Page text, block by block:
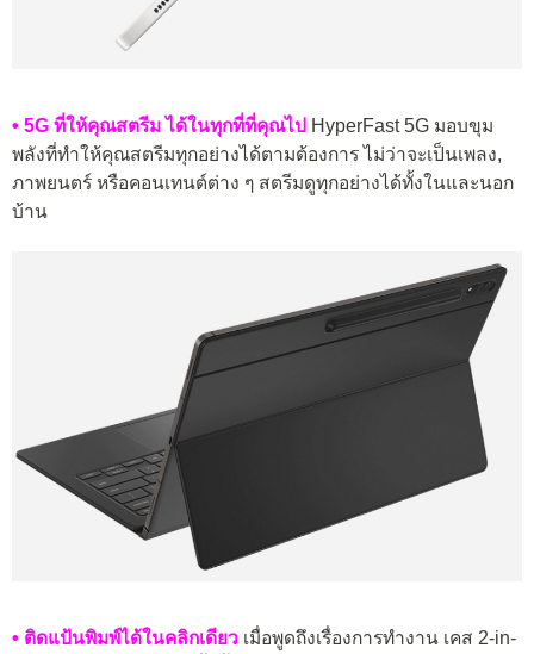
• 5G ที่ให้คุณสตรีม ได้ในทุกที่ที่คุณไป HyperFast 5G มอบขุม
พลังที่ทำให้คุณสตรีมทุกอย่างได้ตามต้องการ ไม่ว่าจะเป็นเพลง,
ภาพยนตร์ หรือคอนเทนต์ต่าง ๆ สตรีมดูทุกอย่างได้ทั้งในและนอก
บ้าน
• ติดแป้นพิมพ์ได้ในคลิกเดียว เมื่อพูดถึงเรื่องการทำงาน เคส 2-in-